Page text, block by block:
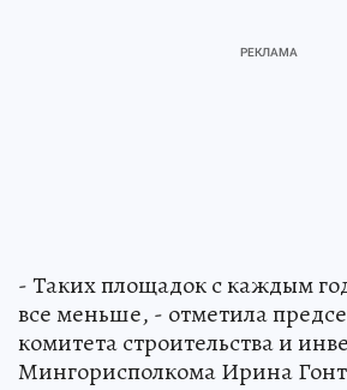
- Таких площадок с каждым
все меньше, - отметила
комитета строительства и
Мингорисполкома Ирина